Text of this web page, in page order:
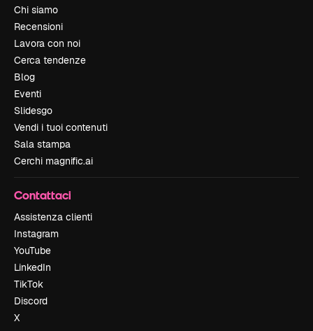
Chi siamo
Recensioni
Lavora con noi
Cerca tendenze
Blog
Eventi
Slidesgo
Vendi i tuoi contenuti
Sala stampa
Cerchi magnific.ai
Contattaci
Assistenza clienti
Instagram
YouTube
LinkedIn
TikTok
Discord
X